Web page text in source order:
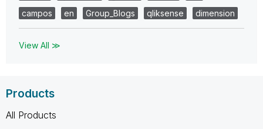
campos
en Group_Blogs qliksense dimension
View All ≫
Products
All Products